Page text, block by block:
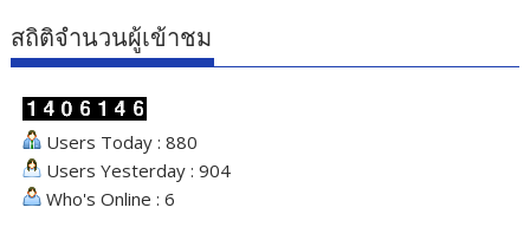
สถิติจำนวนผู้เข้าชม
Users Today : 880
Users Yesterday : 904
Who's Online : 6